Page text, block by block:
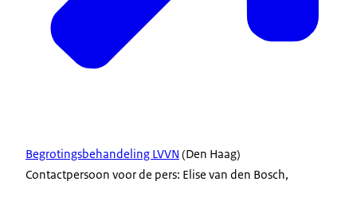
Begrotingsbehandeling LVVN (Den Haag)
Contactpersoon voor de pers: Elise van den Bosch,